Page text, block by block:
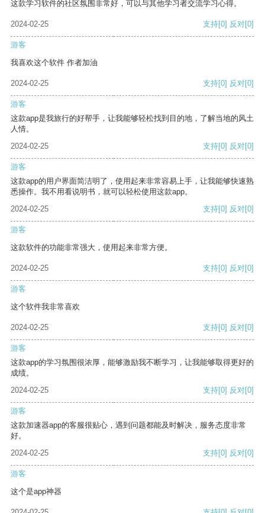
这款学习软件的社区氛围非常好，可以与其他学习者交流学习心得。
2024-02-25 支持[0] 反对[0]
游客
我喜欢这个软件 作者加油
2024-02-25 支持[0] 反对[0]
游客
这款app是我旅行的好帮手，让我能够轻松找到目的地，了解当地的风土
人情。
2024-02-25
支持[0] 反对[0]
游客
这款app的用户界面简洁明了，使用起来非常容易上手，让我能够快速熟
悉操作。我不用看说明书，就可以轻松使用这款app。
2024-02-25
支持[0] 反对[0]
游客
这款软件的功能非常强大，使用起来非常方便。
2024-02-25 支持[0] 反对[0]
游客
这个软件我非常喜欢
2024-02-25 支持[0] 反对[0]
游客
这款app的学习氛围很浓厚，能够激励我不断学习，让我能够取得更好的
成绩。
2024-02-25
支持[0] 反对[0]
游客
这款加速器app的客服很贴心，遇到问题都能及时解决，服务态度非常
好。
2024-02-25
支持[0] 反对[0]
游客
这个是app神器